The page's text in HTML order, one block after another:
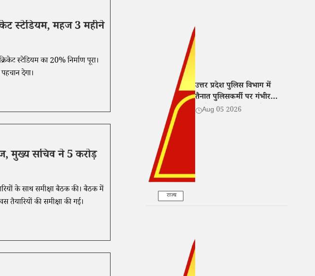
स्टेडियम, महज 3 महीने
स्टेडियम का 20% निर्माण पूरा।
देगा।
मुख्य सचिव ने 5 करोड़
के साथ समीक्षा बैठक की। बैठक में
तैयारियों की समीक्षा की गई।
राज्य
उत्तर प्रदेश पुलिस विभाग में
तैनात पुलिसकर्मी पर गंभीर
आरोप, पत्नी ने CM और DGP
Aug 05 2026